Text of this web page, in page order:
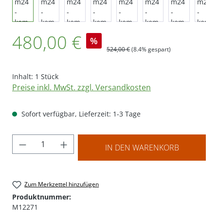
480,00 € %
Regulärer Preis:
524,00 €(8.4% gespart)
Inhalt: 1 Stück
Preise inkl. MwSt. zzgl. Versandkosten
Sofort verfügbar, Lieferzeit: 1-3 Tage
Produkt Anzahl: Gib den gewünschten
IN DEN WARENKORB
Zum Merkzettel hinzufügen
Produktnummer:
M12271